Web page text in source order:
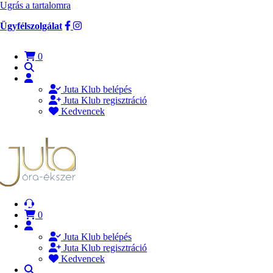
Ugrás a tartalomra
Ügyfélszolgálat
0
Juta Klub belépés
Juta Klub regisztráció
Kedvencek
0
Juta Klub belépés
Juta Klub regisztráció
Kedvencek